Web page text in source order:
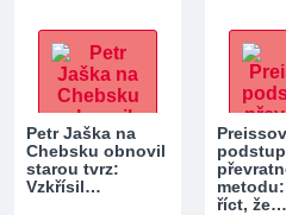
Petr Jaška na
Chebsku obnovil
starou tvrz:
Vzkřísil…
říct, že…